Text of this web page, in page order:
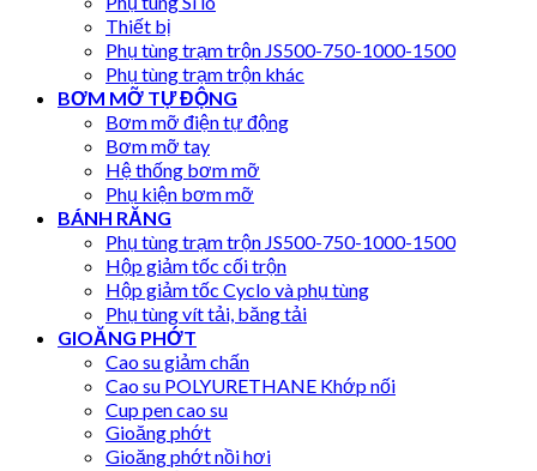
Thiết bị
Phụ tùng trạm trộn JS500-750-1000-1500
Phụ tùng trạm trộn khác
BƠM MỠ TỰ ĐỘNG
Bơm mỡ điện tự động
Bơm mỡ tay
Hệ thống bơm mỡ
Phụ kiện bơm mỡ
BÁNH RĂNG
Phụ tùng trạm trộn JS500-750-1000-1500
Hộp giảm tốc cối trộn
Hộp giảm tốc Cyclo và phụ tùng
Phụ tùng vít tải, băng tải
GIOĂNG PHỚT
Cao su giảm chấn
Cao su POLYURETHANE Khớp nối
Cup pen cao su
Gioăng phớt
Gioăng phớt nồi hơi